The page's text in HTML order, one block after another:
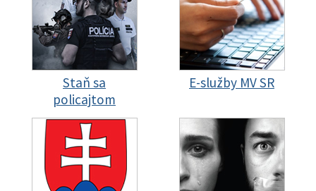
Staň sa
policajtom
E-služby MV SR